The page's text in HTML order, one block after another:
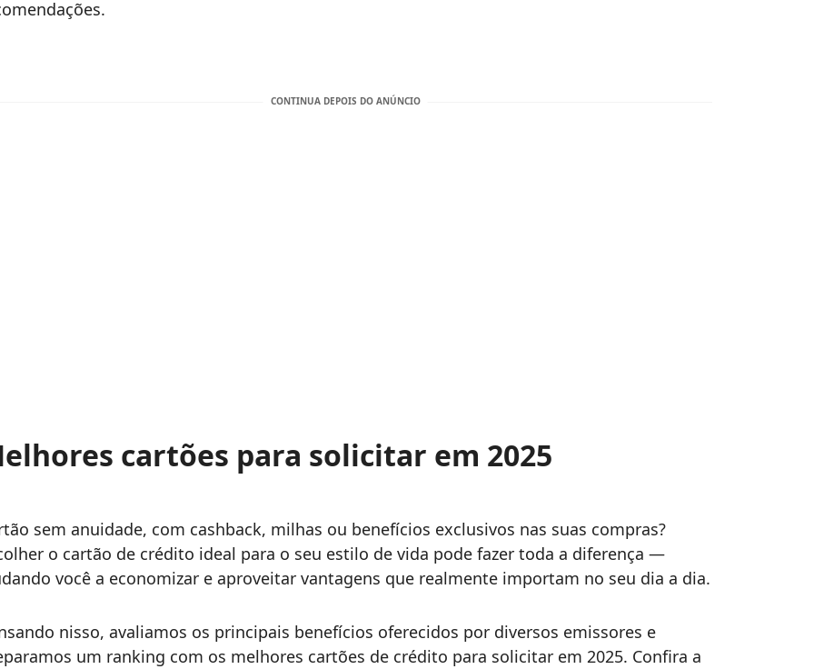
cartões para solicitar em 2025
sem anuidade, com cashback, milhas ou benefícios exclusivos nas suas compras?
o cartão de crédito ideal para o seu estilo de vida pode fazer toda a diferença —
você a economizar e aproveitar vantagens que realmente importam no seu dia a dia.
nisso, avaliamos os principais benefícios oferecidos por diversos emissores e
um ranking com os melhores cartões de crédito para solicitar em 2025. Confira a